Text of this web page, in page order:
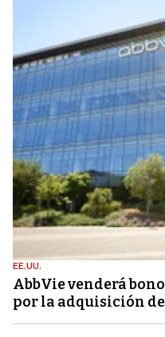
EE.UU.
AbbVie venderá
por la adquisición